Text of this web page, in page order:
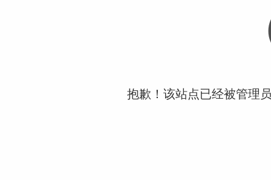
抱歉！该站点已经被管理